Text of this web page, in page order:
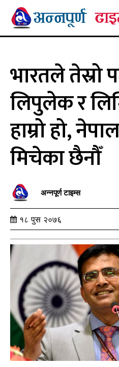
भारतले तेस्रो
लिपुलेक र
हाम्रो हो,
मिचेका छैनौँ
अन्नपूर्ण टाइम्स
१८ पुस २०७६